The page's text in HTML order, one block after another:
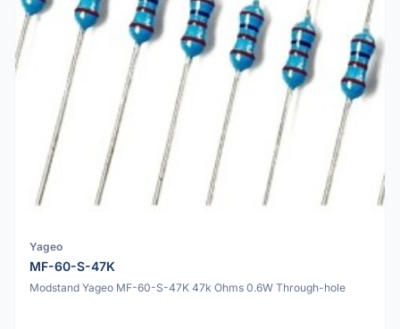
Yageo
MF-60-S-47K
Modstand Yageo MF-60-S-47K 47k Ohms 0.6W Through-hole